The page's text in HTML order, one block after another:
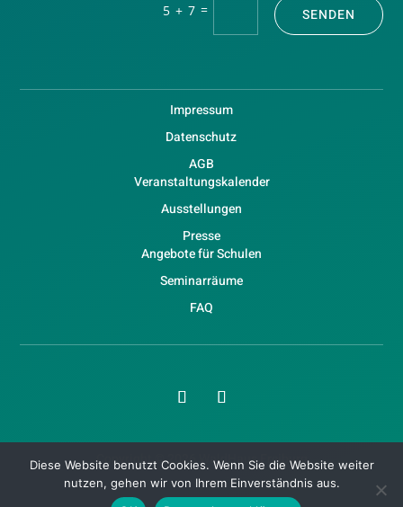
5 + 7 = SENDEN
Impressum
Datenschutz
AGB
Veranstaltungskalender
Ausstellungen
Presse
Angebote für Schulen
Seminarräume
FAQ
Copyright © 2026 WaldHaus Freiburg
Diese Website benutzt Cookies. Wenn Sie die Website weiter
nutzen, gehen wir von Ihrem Einverständnis aus.